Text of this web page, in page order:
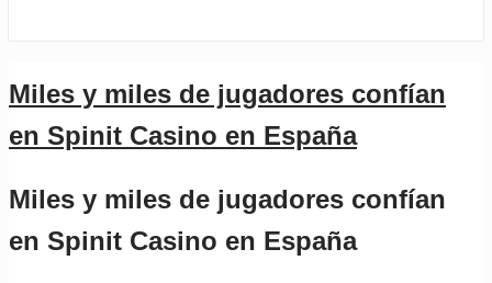
Miles y miles de jugadores confían
en Spinit Casino en España
Miles y miles de jugadores confían
en Spinit Casino en España